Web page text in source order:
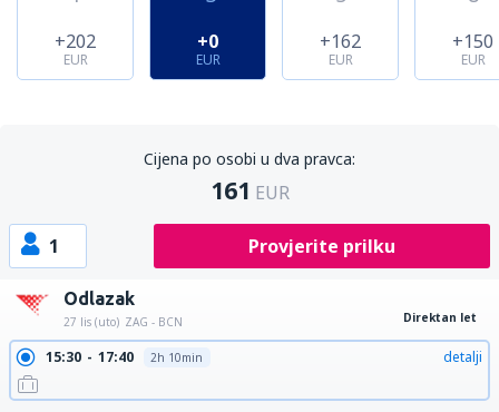
+202
EUR
+0
EUR
+162
EUR
+150
EUR
Cijena po osobi u dva pravca:
161 EUR
1 Provjerite prilku
Odlazak
27 lis (uto) ZAG - BCN Direktan let
15:30 17:40 2h 10min detalji